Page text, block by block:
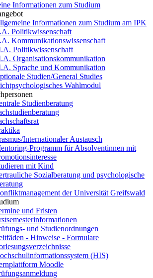
Informationen zum Studium
Informationen zum Studium am IPK
Politikwissenschaft
Kommunikationswissenschaft
Politikwissenschaft
Organisationskommunikation
Sprache und Kommunikation
Studien/General Studies
Wahlmodul
Studienberatung
Internationaler Austausch
Programm für Absolventinnen mit
mit Kind
Sozialberatung und psychologische
der Universität Greifswald
und Fristen
und Studienordnungen
- Hinweise - Formulare
(HIS)
Moodle